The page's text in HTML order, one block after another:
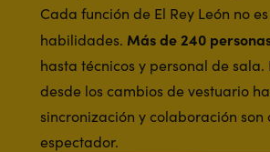
Cada función de El Rey León no
habilidades. Más de 240
hasta técnicos y personal de
desde los cambios de vestuario
sincronización y colaboración
espectador.